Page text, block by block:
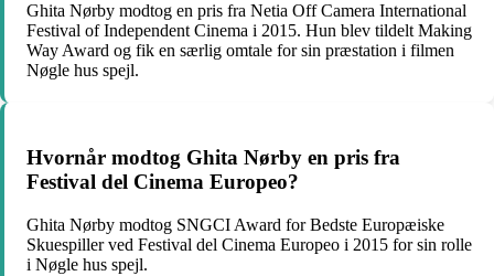
Ghita Nørby modtog en pris fra Netia Off Camera International
Festival of Independent Cinema i 2015. Hun blev tildelt Making
Way Award og fik en særlig omtale for sin præstation i filmen
Nøgle hus spejl.
Hvornår modtog Ghita Nørby en pris fra
Festival del Cinema Europeo?
Ghita Nørby modtog SNGCI Award for Bedste Europæiske
Skuespiller ved Festival del Cinema Europeo i 2015 for sin rolle
i Nøgle hus spejl.